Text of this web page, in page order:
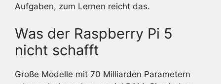
Aufgaben, zum Lernen reicht das.
Was der Raspberry Pi 5
nicht schafft
Große Modelle mit 70 Milliarden Parametern